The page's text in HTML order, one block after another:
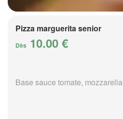
Pizza marguerita senior
Dès 10.00 €
Base sauce tomate, mozzarella